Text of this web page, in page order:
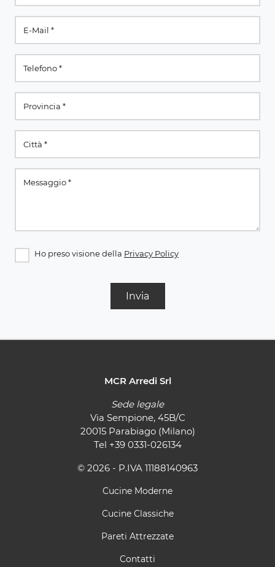
Ho preso visione della Privacy Policy
Invia
MCR Arredi Srl
Sede legale
Via Sempione, 45B/C
20015 Parabiago (Milano)
Tel +39 0331-026134
© 2026 - P.IVA 11188140963
Cucine Moderne
Cucine Classiche
Pareti Attrezzate
Contatti